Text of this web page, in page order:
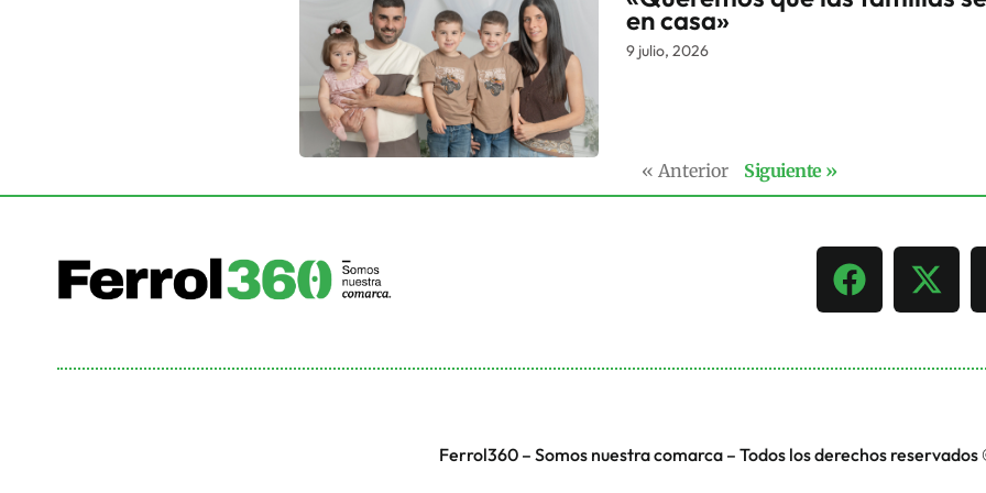
en casa»
9 julio, 2026
« Anterior Siguiente »
Ferrol360 – Somos nuestra comarca – Todos los derechos